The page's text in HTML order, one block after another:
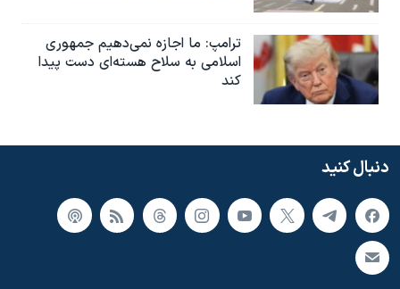
ترامپ: ما اجازه نمی‌دهیم جمهوری
اسلامی به سلاح هسته‌ای دست پیدا
کند
دنبال کنید